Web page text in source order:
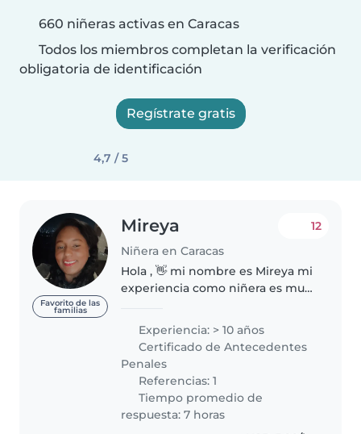
660 niñeras activas en Caracas
Todos los miembros completan la verificación
obligatoria de identificación
Regístrate gratis
4,7 / 5
Favorito de las
familias
Mireya
Niñera en Caracas
12
Hola , 👋 mi nombre es Mireya mi
experiencia como niñera es muy
de edad he trabajado en
maternales prescolares ,
cuidando bebé a domicilio
estudie educación..
Experiencia: > 10 años
Certificado de Antecedentes
Penales
Referencias: 1
Tiempo promedio de
respuesta: 7 horas